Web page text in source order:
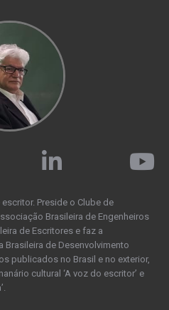
Preside o Clube de
Brasileira de Engenheiros
de Escritores e faz a
Brasileira de Desenvolvimento
publicados no Brasil e no exterior,
cultural ‘A voz do escritor’ e